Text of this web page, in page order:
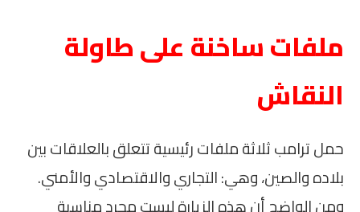
ملفات ساخنة على طاولة
النقاش
حمل ترامب ثلاثة ملفات رئيسية تتعلق بالعلاقات بين
بلاده والصين، وهي: التجاري والاقتصادي والأمني.